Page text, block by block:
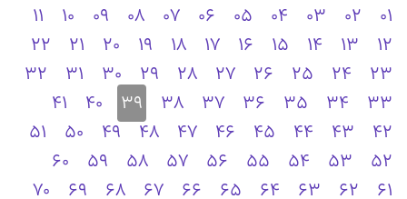
01
02
03
04
05
06
07
08
09
10
11
12
13
14
15
16
17
18
19
20
21
22
23
24
25
26
27
28
29
30
31
32
33
34
35
36
37
38
39
40
41
42
43
44
45
46
47
48
49
50
51
52
53
54
55
56
57
58
59
60
61
62
63
64
65
66
67
68
69
70